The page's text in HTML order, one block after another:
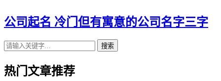
公司起名 冷门但有寓意的公司名字三字
搜索
热门文章推荐